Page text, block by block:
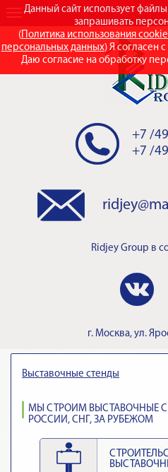
Данный сайт использует
запрашивать
(Политика использования cookie
персональных данных) Я согласен
Даю согласие на обработку
+7 /
+7 /
Ridjey Group в
г. Москва, ул.
Выставочные стенды
МЫ СТРОИМ ВЫСТАВОЧНЫЕ
РОССИИ, СНГ, ЗА РУБЕЖОМ